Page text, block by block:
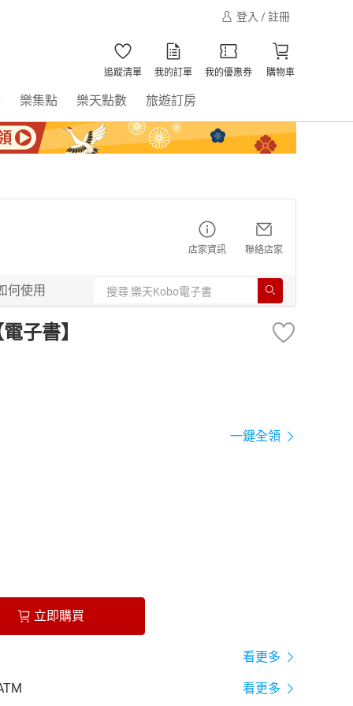
登入 / 註冊
追蹤清單 我的訂單 我的優惠券 購物車
樂集點 樂天點數 旅遊訂房
店家資訊 聯絡店家
何使用
子書】
一鍵全領
立即購買
看更多
看更多